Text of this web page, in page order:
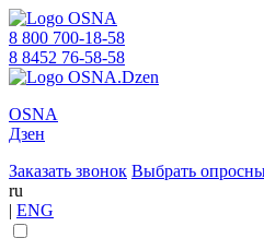
8 800 700-18-58
8 8452 76-58-58
OSNA
Дзен
Заказать звонок Выбрать
ru
| ENG